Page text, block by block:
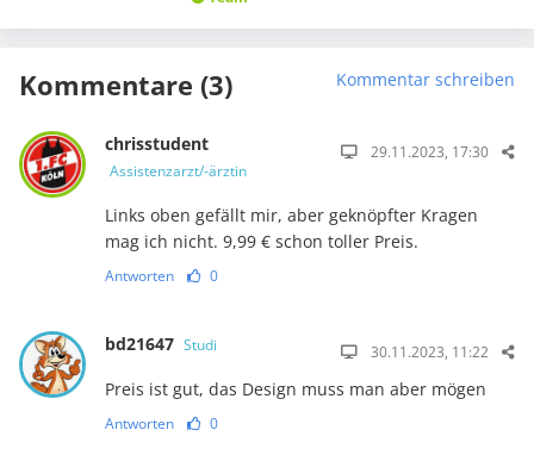
Kommentare (3) Kommentar schreiben
chrisstudent
Assistenzarzt/-ärztin
29.11.2023, 17:30
Links oben gefällt mir, aber geknöpfter Kragen
mag ich nicht. 9,99 € schon toller Preis.
Antworten 0
bd21647 Studi 30.11.2023, 11:22
Preis ist gut, das Design muss man aber mögen
Antworten 0